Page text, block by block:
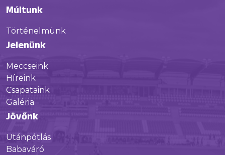
Múltunk
Történelmünk
Jelenünk
Meccseink
Híreink
Csapataink
Galéria
Jövőnk
Utánpótlás
Babaváró